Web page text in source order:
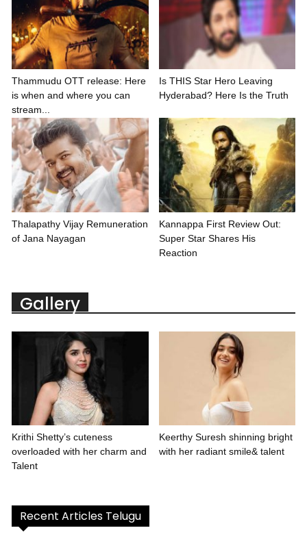
Thammudu OTT release: Here
is when and where you can
stream...
Is THIS Star Hero Leaving
Hyderabad? Here Is the Truth
Thalapathy Vijay Remuneration
of Jana Nayagan
Kannappa First Review Out:
Super Star Shares His
Reaction
Gallery
Krithi Shetty’s cuteness
overloaded with her charm and
Talent
Keerthy Suresh shinning bright
with her radiant smile& talent
Recent Articles Telugu